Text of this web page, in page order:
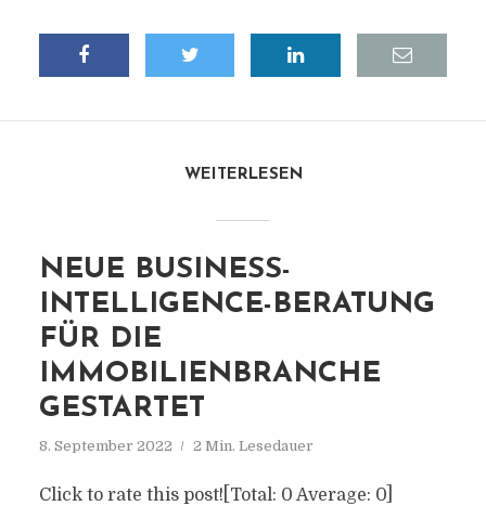
WEITERLESEN
NEUE BUSINESS-
INTELLIGENCE-BERATUNG
FÜR DIE
IMMOBILIENBRANCHE
GESTARTET
8. September 2022 2 Min. Lesedauer
Click to rate this post![Total: 0 Average: 0]